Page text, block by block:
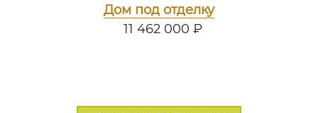
Дом под отделку
11 462 000 ₽